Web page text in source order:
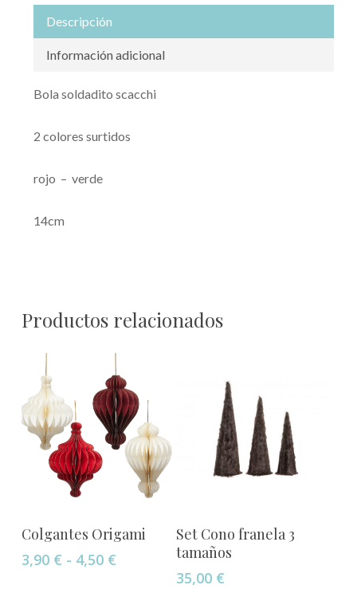
Descripción
Información adicional
Bola soldadito scacchi
2 colores surtidos
rojo – verde
14cm
Productos relacionados
Seleccionar Opciones
producto
tiene
Colgantes Origami
3,90 € - 4,50 €Rango
Añadir Al Carrito
Set Cono franela 3
tamaños
35,00 €